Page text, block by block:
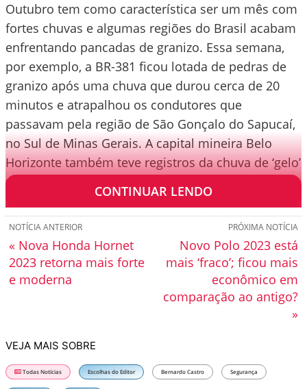
Outubro tem como característica ser um mês com
fortes chuvas e algumas regiões do Brasil acabam
enfrentando pancadas de granizo. Essa semana,
por exemplo, a BR-381 ficou lotada de pedras de
granizo após uma chuva que durou cerca de 20
minutos e atrapalhou os condutores que
passavam pela região de São Gonçalo do Sapucaí,
no Sul de Minas Gerais. A capital mineira Belo
Horizonte também teve registros da chuva de ‘gelo’
nos bairros Castelo e Estoril.
CONTINUAR LENDO
PRÓXIMA NOTÍCIA
Novo Polo 2023 está
mais ‘fraco’; ficou mais
econômico em
comparação ao antigo?
»
NOTÍCIA ANTERIOR
« Nova Honda Hornet
2023 retorna mais forte
e moderna
VEJA MAIS SOBRE
Todas Notícias Escolhas do Editor Bernardo Castro Segurança